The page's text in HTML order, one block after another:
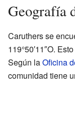
Geografía
Caruthers se
119°50′11″O.
Según laOficina
comunidad tiene